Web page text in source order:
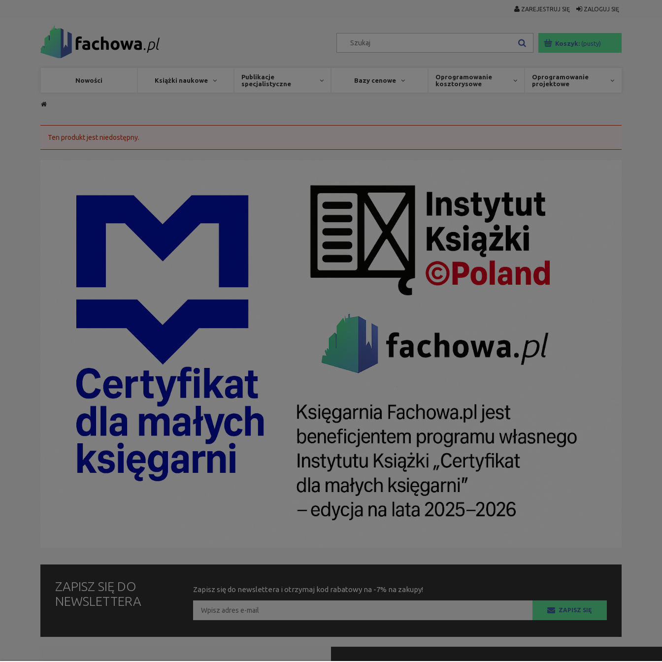
ZAREJESTRUJ SIĘ ZALOGUJ SIĘ
Koszyk: (pusty)
Nowości Książki naukowe
Publikacje
specjalistyczne
Bazy cenowe
Oprogramowanie
kosztorysowe
Oprogramowanie
projektowe
Ten produkt jest niedostępny.
ZAPISZ SIĘ DO
NEWSLETTERA
Zapisz się do newslettera i otrzymaj kod rabatowy na -7% na zakupy!
ZAPISZ SIĘ